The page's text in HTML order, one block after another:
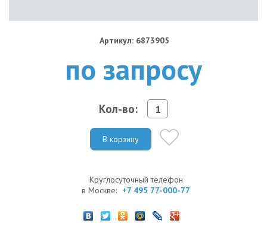
Артикул: 6873905
по запросу
Кол-во:
В корзину
Круглосуточный телефон
в Москве: +7 495 77-000-77